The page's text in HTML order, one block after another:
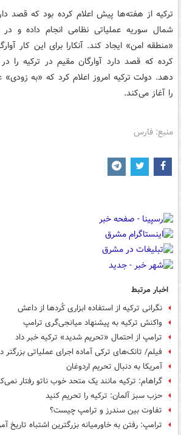
ترکیه از هفته‌ها پیش اعلام کرده بود که قصد
شمال سوریه عملیاتی نظامی انجام داده و
«منطقه امن» ایجاد کند. آنکارا برای این کار
کرده که قصد دارد آوارگان مقیم در ترکیه را
دهد. دولت ترکیه امروز اعلام کرد که «به
را آغاز می‌کند.
منبع: فارس
اخبار مرتبط
نگرانی ترکیه از استفاده ابزاری کُردها از داعش
واکنش ترکیه به پیشنهاد میانجی‌گری ترامپ
ترامپ از احتمال «تحریم شدید» ترکیه خبر داد
فیلم/ تانک‌های ترکی آماده اجرای عملیاتی بزرگتر
آمریکا به دنبال تحریم اردوغان
گراهام: ترکیه مانند یک متحد خوب ناتو رفتار
حزب سبز آلمان: ترکیه را تحریم کنید
تفاوت بین سندرز و ترامپ چیست؟
ترامپ: رفتن به خاورمیانه بزرگترین اشتباه تاریخ